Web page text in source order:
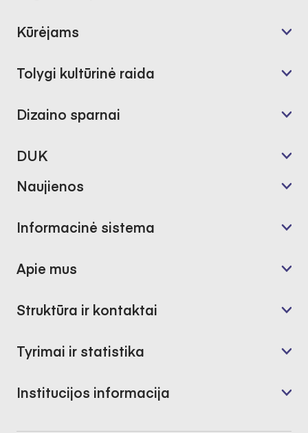
Kūrėjams
Tolygi kultūrinė raida
Dizaino sparnai
DUK
Naujienos
Informacinė sistema
Apie mus
Struktūra ir kontaktai
Tyrimai ir statistika
Institucijos informacija